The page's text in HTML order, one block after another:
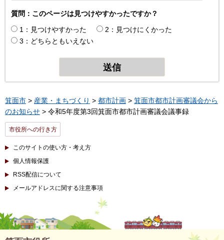
質問：このページは見つけやすかったですか？
1：見つけやすかった
2：見つけにくかった
3：どちらともいえない
箕面市 > 産業・まちづくり > 都市計画 > 箕面市都市計画審議会から
のお知らせ > 令和5年度第3回箕面市都市計画審議会議事録
市役所への行き方
このサイトの使い方・考え方
個人情報保護
RSS配信について
メールアドレスに関する注意事項